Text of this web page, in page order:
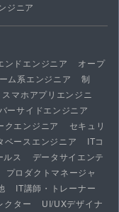
ジニア
ンドエンジニア
オープ
ム系エンジニア
制
スマホアプリエンジニ
ーサイドエンジニア
クエンジニア
セキュリ
ベースエンジニア
ITコ
ルス
データサイエンテ
プロダクトマネージャ
IT講師・トレーナー
クター
UI/UXデザイナ